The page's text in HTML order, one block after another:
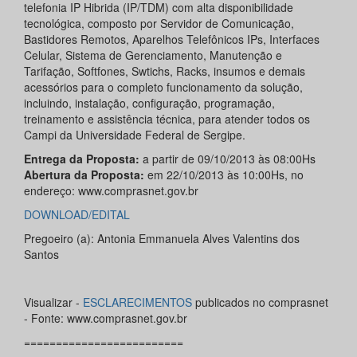
telefonia IP Hibrida (IP/TDM) com alta disponibilidade
tecnológica, composto por Servidor de Comunicação,
Bastidores Remotos, Aparelhos Telefônicos IPs, Interfaces
Celular, Sistema de Gerenciamento, Manutenção e
Tarifação, Softfones, Swtichs, Racks, insumos e demais
acessórios para o completo funcionamento da solução,
incluindo, instalação, configuração, programação,
treinamento e assistência técnica, para atender todos os
Campi da Universidade Federal de Sergipe.
Entrega da Proposta: a partir de 09/10/2013 às 08:00Hs
Abertura da Proposta: em 22/10/2013 às 10:00Hs, no
endereço: www.comprasnet.gov.br
DOWNLOAD/EDITAL
Pregoeiro (a): Antonia Emmanuela Alves Valentins dos
Santos
Visualizar - ESCLARECIMENTOS publicados no comprasnet
- Fonte: www.comprasnet.gov.br
=========================